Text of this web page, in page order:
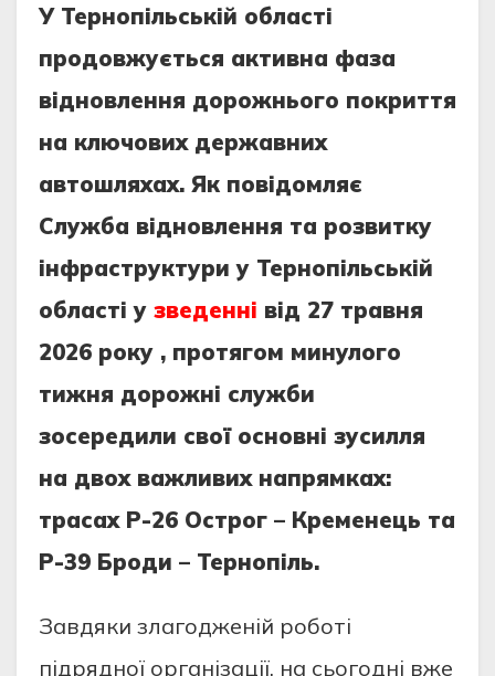
У Тернопільській області
продовжується активна фаза
відновлення дорожнього покриття
на ключових державних
автошляхах. Як повідомляє
Служба відновлення та розвитку
інфраструктури у Тернопільській
області у зведенні від 27 травня
2026 року , протягом минулого
тижня дорожні служби
зосередили свої основні зусилля
на двох важливих напрямках:
трасах Р-26 Острог – Кременець та
Р-39 Броди – Тернопіль.
Завдяки злагодженій роботі
підрядної організації, на сьогодні вже